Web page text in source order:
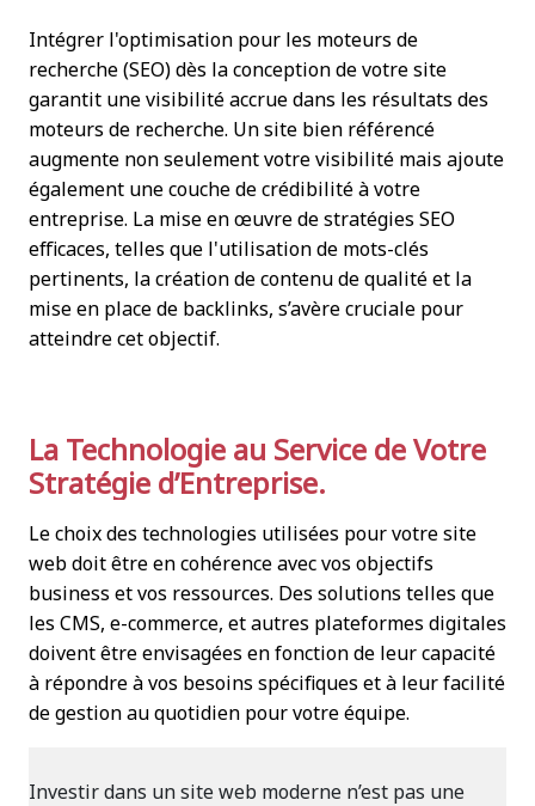
Intégrer l'optimisation pour les moteurs de
recherche (SEO) dès la conception de votre site
garantit une visibilité accrue dans les résultats des
moteurs de recherche. Un site bien référencé
augmente non seulement votre visibilité mais ajoute
également une couche de crédibilité à votre
entreprise. La mise en œuvre de stratégies SEO
efficaces, telles que l'utilisation de mots-clés
pertinents, la création de contenu de qualité et la
mise en place de backlinks, s’avère cruciale pour
atteindre cet objectif.
La Technologie au Service de Votre
Stratégie d’Entreprise.
Le choix des technologies utilisées pour votre site
web doit être en cohérence avec vos objectifs
business et vos ressources. Des solutions telles que
les CMS, e-commerce, et autres plateformes digitales
doivent être envisagées en fonction de leur capacité
à répondre à vos besoins spécifiques et à leur facilité
de gestion au quotidien pour votre équipe.
Investir dans un site web moderne n’est pas une